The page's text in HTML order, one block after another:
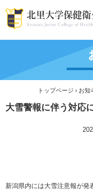
トップページ › お知
大雪警報に伴う対応
新潟県内には大雪注意報が発